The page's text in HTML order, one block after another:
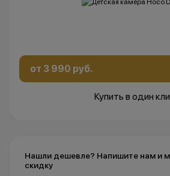
от 3 990 руб.
Купить в один
Нашли дешевле? Напишите нам и
скидку